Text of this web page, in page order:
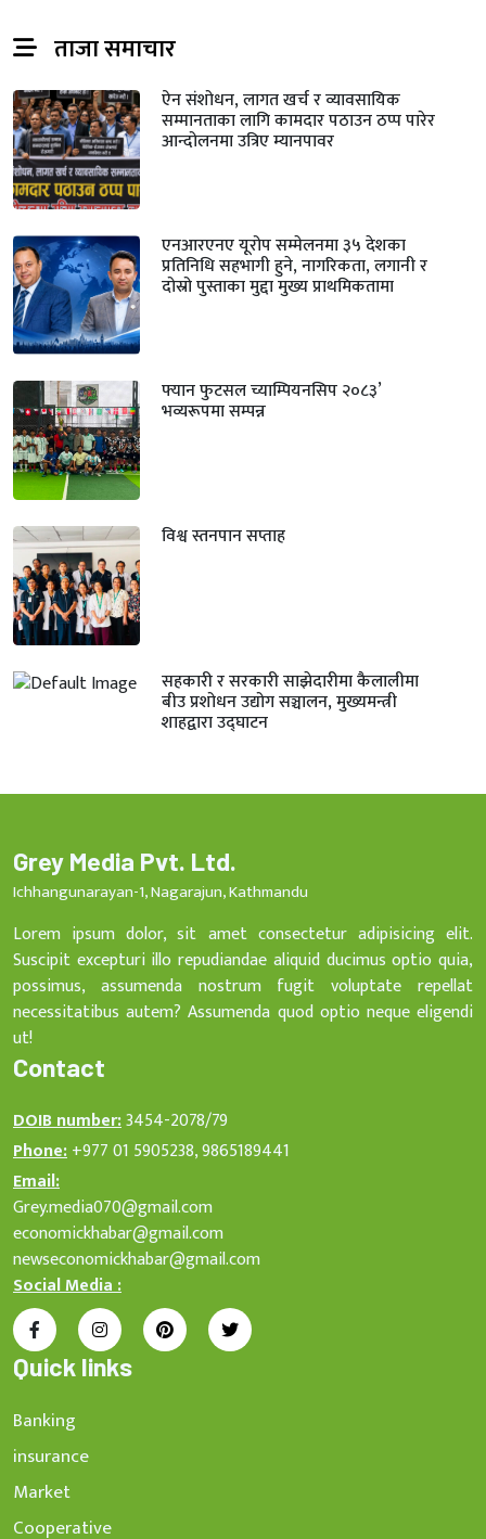
ताजा समाचार
ऐन संशोधन, लागत खर्च र व्यावसायिक
सम्मानताका लागि कामदार पठाउन ठप्प पारेर
आन्दोलनमा उत्रिए म्यानपावर
एनआरएनए यूरोप सम्मेलनमा ३५ देशका
प्रतिनिधि सहभागी हुने, नागरिकता, लगानी र
दोस्रो पुस्ताका मुद्दा मुख्य प्राथमिकतामा
फ्यान फुटसल च्याम्पियनसिप २०८३’
भव्यरूपमा सम्पन्न
विश्व स्तनपान सप्ताह
सहकारी र सरकारी साझेदारीमा कैलालीमा
बीउ प्रशोधन उद्योग सञ्चालन, मुख्यमन्त्री
शाहद्वारा उद्घाटन
Grey Media Pvt. Ltd.
Ichhangunarayan-1, Nagarajun, Kathmandu
Lorem ipsum dolor, sit amet consectetur adipisicing elit.
Suscipit excepturi illo repudiandae aliquid ducimus optio quia,
possimus, assumenda nostrum fugit voluptate repellat
necessitatibus autem? Assumenda quod optio neque eligendi
ut!
Contact
DOIB number:3454-2078/79
Phone:+977 01 5905238, 9865189441
Email:
Grey.media070@gmail.com
economickhabar@gmail.com
newseconomickhabar@gmail.com
Social Media :
Quick links
Banking
insurance
Market
Cooperative